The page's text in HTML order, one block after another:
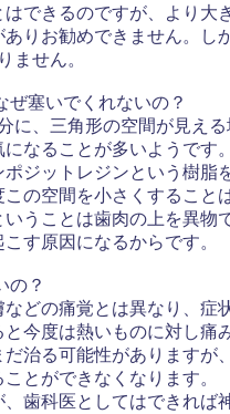
できるのですが、より大
りお勧めできません。し
ません。
ぜ塞いでくれないの？
、三角形の空間が見える
なることが多いようです
ジットレジンという樹脂
の空間を小さくすること
うことは歯肉の上を異物
す原因になるからです。
の？
どの痛覚とは異なり、症
今度は熱いものに対し痛
治る可能性がありますが
とができなくなります。
歯科医としてはできれば